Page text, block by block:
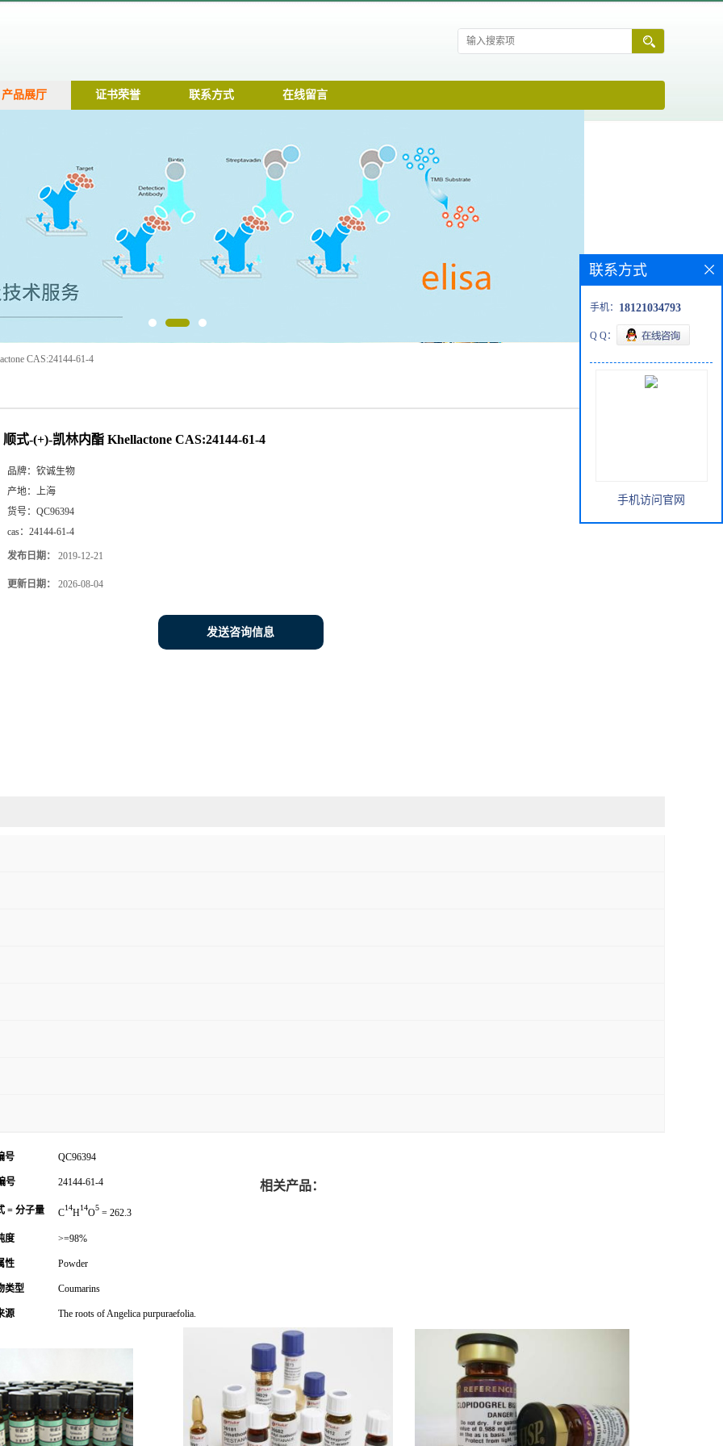
产品展厅 证书荣誉 联系方式 在线留言
CAS:24144-61-4
顺式-(+)-凯林内酯 Khellactone CAS:24144-61-4
品牌： 钦诚生物
产地： 上海
货号： QC96394
cas： 24144-61-4
发布日期： 2019-12-21
更新日期： 2026-08-04
发送咨询信息
号 QC96394
号 24144-61-4
= 分子量 C14H14O5 = 262.3
度 >=98%
性 Powder
类型 Coumarins
源 The roots of Angelica purpuraefolia.
相关产品：
联系方式
手机： 18121034793
Q Q：
手机访问官网